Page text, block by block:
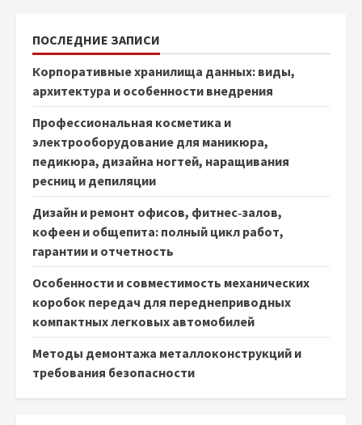
ПОСЛЕДНИЕ ЗАПИСИ
Корпоративные хранилища данных: виды,
архитектура и особенности внедрения
Профессиональная косметика и
электрооборудование для маникюра,
педикюра, дизайна ногтей, наращивания
ресниц и депиляции
Дизайн и ремонт офисов, фитнес‑залов,
кофеен и общепита: полный цикл работ,
гарантии и отчетность
Особенности и совместимость механических
коробок передач для переднеприводных
компактных легковых автомобилей
Методы демонтажа металлоконструкций и
требования безопасности